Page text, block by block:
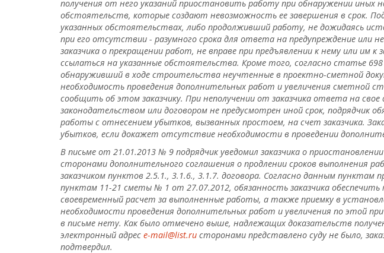
получения от него указаний приостановить работу при обнаружении иных
обстоятельств, которые создают невозможность ее завершения в срок.
указанных обстоятельствах, либо продолживший работу, не дожидаясь
при его отсутствии - разумного срока для ответа на предупреждение или
заказчика о прекращении работ, не вправе при предъявлении к нему или им
ссылаться на указанные обстоятельства. Кроме того, согласно статье 698
обнаруживший в ходе строительства неучтенные в проектно-сметной
необходимость проведения дополнительных работ и увеличения сметной
сообщить об этом заказчику. При неполучении от заказчика ответа на
законодательством или договором не предусмотрен иной срок, подрядчик
работы с отнесением убытков, вызванных простоем, на счет заказчика.
убытков, если докажет отсутствие необходимости в проведении
В письме от 21.01.2013 № 9 подрядчик уведомил заказчика о
сторонами дополнительного соглашения о продлении сроков выполнения
заказчиком пунктов 2.5.1., 3.1.6., 3.1.7. договора. Согласно данным пунктам
пунктам 11-21 сметы № 1 от 27.07.2012, обязанность заказчика обеспечить
своевременный расчет за выполненные работы, а также приемку в
необходимости проведения дополнительных работ и увеличения по этой
в письме нету. Как было отмечено выше, надлежащих доказательств
электронный адрес e-mail@list.ru сторонами представлено суду не было,
подтвердил.